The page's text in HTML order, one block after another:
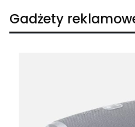
Gadżety